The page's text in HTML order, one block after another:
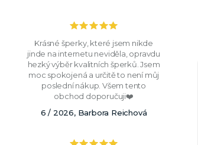
Krásné šperky, které jsem nikde
jinde na internetu neviděla, opravdu
hezký výběr kvalitních šperků. Jsem
moc spokojená a určitě to není můj
poslední nákup. Všem tento
obchod doporučuji❤️
6 / 2026, Barbora Reichová